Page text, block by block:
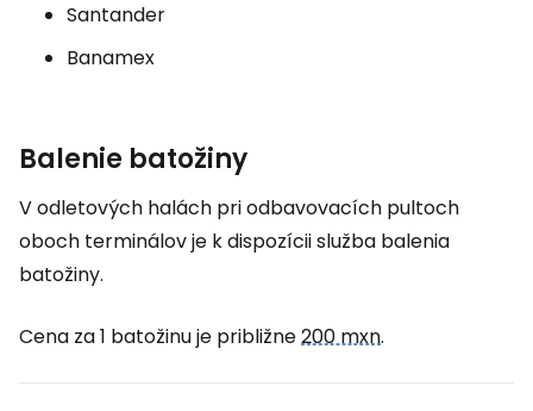
Santander
Banamex
Balenie batožiny
V odletových halách pri odbavovacích pultoch
oboch terminálov je k dispozícii služba balenia
batožiny.
Cena za 1 batožinu je približne200 mxn.